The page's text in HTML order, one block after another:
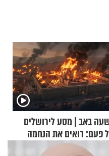
באב | מסע לירושלים
פעם: רואים את הנחמה